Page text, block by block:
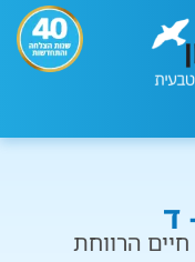
ד
הרווחת